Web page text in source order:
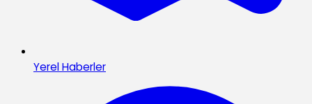
Yerel Haberler